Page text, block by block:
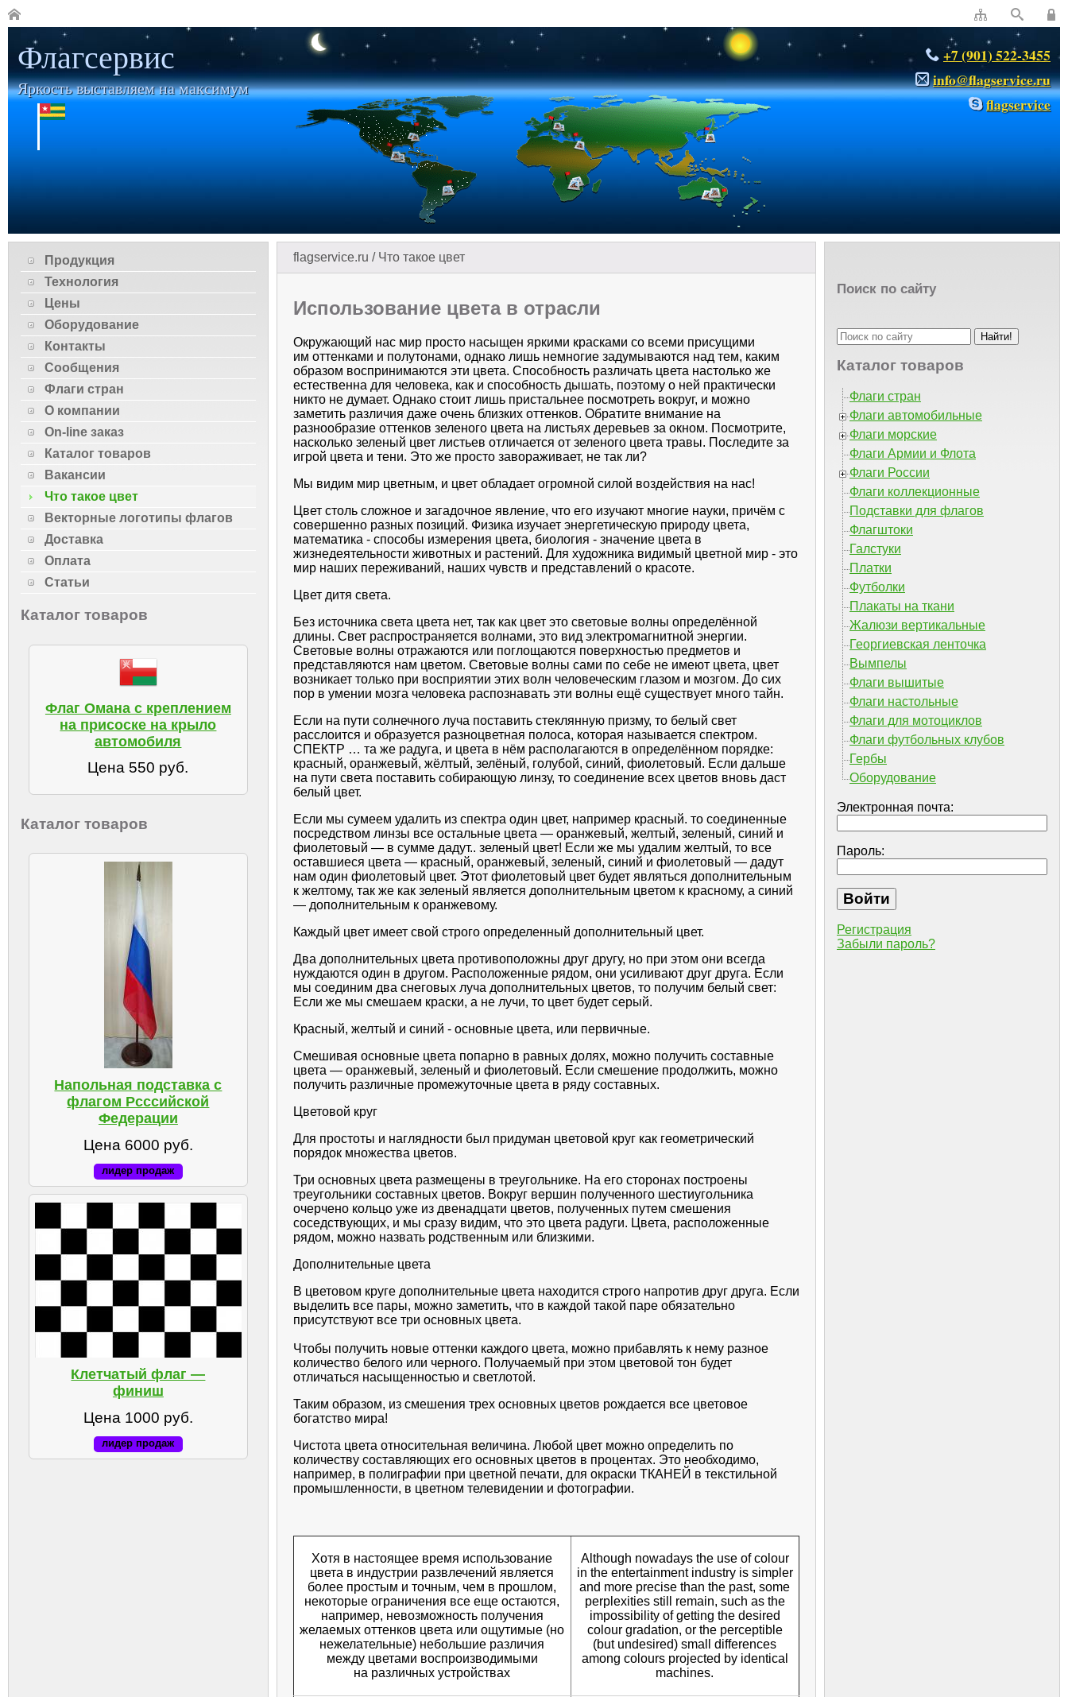
Флагсервис
Яркость выставляем на максимум
+7 (901) 522-3455
info@flagservice.ru
flagservice
flagservice.ru / Что такое цвет
Использование цвета в отрасли
Окружающий нас мир просто насыщен яркими красками со всеми присущими
им оттенками и полутонами, однако лишь немногие задумываются над тем, каким
образом воспринимаются эти цвета. Способность различать цвета настолько же
естественна для человека, как и способность дышать, поэтому о ней практически
никто не думает. Однако стоит лишь пристальнее посмотреть вокруг, и можно
заметить различия даже очень близких оттенков. Обратите внимание на
разнообразие оттенков зеленого цвета на листьях деревьев за окном. Посмотрите,
насколько зеленый цвет листьев отличается от зеленого цвета травы. Последите за
игрой цвета и тени. Это же просто завораживает, не так ли?
Мы видим мир цветным, и цвет обладает огромной силой воздействия на нас!
Цвет столь сложное и загадочное явление, что его изучают многие науки, причём с
совершенно разных позиций. Физика изучает энергетическую природу цвета,
математика - способы измерения цвета, биология - значение цвета в
жизнедеятельности животных и растений. Для художника видимый цветной мир - это
мир наших переживаний, наших чувств и представлений о красоте.
Цвет дитя света.
Без источника света цвета нет, так как цвет это световые волны определённой
длины. Свет распространяется волнами, это вид электромагнитной энергии.
Световые волны отражаются или поглощаются поверхностью предметов и
представляются нам цветом. Световые волны сами по себе не имеют цвета, цвет
возникает только при восприятии этих волн человеческим глазом и мозгом. До сих
пор в умении мозга человека распознавать эти волны ещё существует много тайн.
Если на пути солнечного луча поставить стеклянную призму, то белый свет
расслоится и образуется разноцветная полоса, которая называется спектром.
СПЕКТР … та же радуга, и цвета в нём располагаются в определённом порядке:
красный, оранжевый, жёлтый, зелёный, голубой, синий, фиолетовый. Если дальше
на пути света поставить собирающую линзу, то соединение всех цветов вновь даст
белый цвет.
Если мы сумеем удалить из спектра один цвет, например красный. то соединенные
посредством линзы все остальные цвета — оранжевый, желтый, зеленый, синий и
фиолетовый — в сумме дадут.. зеленый цвет! Если же мы удалим желтый, то все
оставшиеся цвета — красный, оранжевый, зеленый, синий и фиолетовый — дадут
нам один фиолетовый цвет. Этот фиолетовый цвет будет являться дополнительным
к желтому, так же как зеленый является дополнительным цветом к красному, а синий
— дополнительным к оранжевому.
Каждый цвет имеет свой строго определенный дополнительный цвет.
Два дополнительных цвета противоположны друг другу, но при этом они всегда
нуждаются один в другом. Расположенные рядом, они усиливают друг друга. Если
мы соединим два снеговых луча дополнительных цветов, то получим белый свет:
Если же мы смешаем краски, а не лучи, то цвет будет серый.
Красный, желтый и синий - основные цвета, или первичные.
Смешивая основные цвета попарно в равных долях, можно получить составные
цвета — оранжевый, зеленый и фиолетовый. Если смешение продолжить, можно
получить различные промежуточные цвета в ряду составных.
Цветовой круг
Для простоты и наглядности был придуман цветовой круг как геометрический
порядок множества цветов.
Три основных цвета размещены в треугольнике. На его сторонах построены
треугольники составных цветов. Вокруг вершин полученного шестиугольника
очерчено кольцо уже из двенадцати цветов, полученных путем смешения
соседствующих, и мы сразу видим, что это цвета радуги. Цвета, расположенные
рядом, можно назвать родственным или близкими.
Дополнительные цвета
В цветовом круге дополнительные цвета находится строго напротив друг друга. Если
выделить все пары, можно заметить, что в каждой такой паре обязательно
присутствуют все три основных цвета.
Чтобы получить новые оттенки каждого цвета, можно прибавлять к нему разное
количество белого или черного. Получаемый при этом цветовой тон будет
отличаться насыщенностью и светлотой.
Таким образом, из смешения трех основных цветов рождается все цветовое
богатство мира!
Чистота цвета относительная величина. Любой цвет можно определить по
количеству составляющих его основных цветов в процентах. Это необходимо,
например, в полиграфии при цветной печати, для окраски ТКАНЕЙ в текстильной
промышленности, в цветном телевидении и фотографии.
Хотя в настоящее время использование
цвета в индустрии развлечений является
более простым и точным, чем в прошлом,
некоторые ограничения все еще остаются,
например, невозможность получения
желаемых оттенков цвета или ощутимые (но
нежелательные) небольшие различия
между цветами воспроизводимыми
на различных устройствах
Although nowadays the use of colour
in the entertainment industry is simpler
and more precise than the past, some
perplexities still remain, such as the
impossibility of getting the desired
colour gradation, or the perceptible
(but undesired) small differences
among colours projected by identical
machines.
Продукция
Технология
Цены
Оборудование
Контакты
Сообщения
Флаги стран
О компании
On-line заказ
Каталог товаров
Вакансии
Что такое цвет
Векторные логотипы флагов
Доставка
Оплата
Статьи
Каталог товаров
Флаг Омана с креплением
на присоске на крыло
автомобиля
Цена 550 руб.
Каталог товаров
Напольная подставка с
флагом Рсссийской
Федерации
Цена 6000 руб.
лидер продаж
Клетчатый флаг —
финиш
Цена 1000 руб.
лидер продаж
Поиск по сайту
Каталог товаров
Флаги стран
Флаги автомобильные
Флаги морские
Флаги Армии и Флота
Флаги России
Флаги коллекционные
Подставки для флагов
Флагштоки
Галстуки
Платки
Футболки
Плакаты на ткани
Жалюзи вертикальные
Георгиевская ленточка
Вымпелы
Флаги вышитые
Флаги настольные
Флаги для мотоциклов
Флаги футбольных клубов
Гербы
Оборудование
Электронная почта:
Пароль:
Регистрация
Забыли пароль?